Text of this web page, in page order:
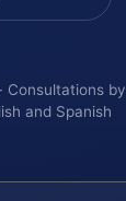
Consultations
and Spanish